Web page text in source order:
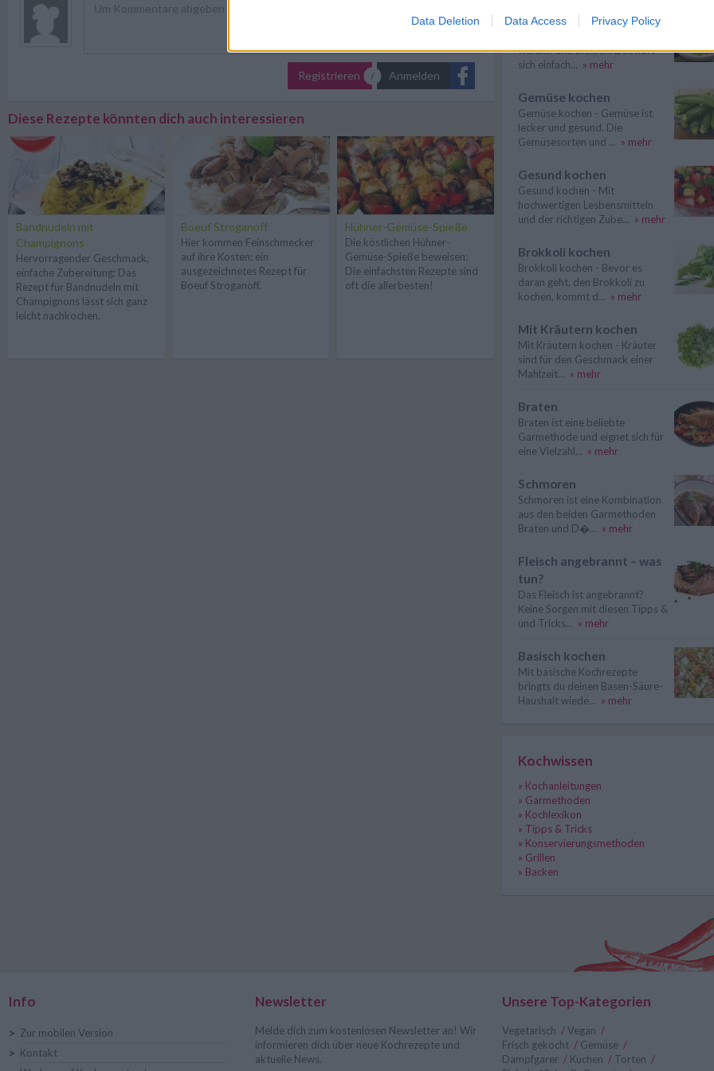
Data Deletion Data Access Privacy Policy
Registrieren Anmelden
Diese Rezepte könnten dich auch interessieren
Bandnudeln mit
Champignons
Hervorragender Geschmack,
einfache Zubereitung: Das
Rezept für Bandnudeln mit
Champignons lässt sich ganz
leicht nachkochen.
Boeuf Stroganoff
Hier kommen Feinschmecker
auf ihre Kosten: ein
ausgezeichnetes Rezept für
Boeuf Stroganoff.
Hühner-Gemüse-Spieße
Die köstlichen Hühner-
Gemüse-Spieße beweisen:
Die einfachsten Rezepte sind
oft die allerbesten!
Kalorienarm kochen
werden und bleiben: Das hört
sich einfach... » mehr
Gemüse kochen
Gemüse kochen - Gemüse ist
lecker und gesund. Die
Gemüsesorten und ... » mehr
Gesund kochen
Gesund kochen - Mit
hochwertigen Lesbensmitteln
und der richtigen Zube... » mehr
Brokkoli kochen
Brokkoli kochen - Bevor es
daran geht, den Brokkoli zu
kochen, kommt d... » mehr
Mit Kräutern kochen
Mit Kräutern kochen - Kräuter
sind für den Geschmack einer
Mahlzeit... » mehr
Braten
Braten ist eine beliebte
Garmethode und eignet sich für
eine Vielzahl... » mehr
Schmoren
Schmoren ist eine Kombination
aus den beiden Garmethoden
Braten und D�... » mehr
Fleisch angebrannt – was
tun?
Das Fleisch ist angebrannt?
Keine Sorgen mit diesen Tipps &
und Tricks... » mehr
Basisch kochen
Mit basische Kochrezepte
bringts du deinen Basen-Säure-
Haushalt wiede... » mehr
Kochwissen
» Kochanleitungen
» Garmethoden
» Kochlexikon
» Tipps & Tricks
» Konservierungsmethoden
» Grillen
» Backen
Info
> Zur mobilen Version
> Kontakt
Newsletter
Melde dich zum kostenlosen Newsletter an! Wir
informieren dich über neue Kochrezepte und
aktuelle News.
Unsere Top-Kategorien
Vegetarisch /Vegan /
Frisch gekocht / Gemüse /
Dampfgarer / Kuchen / Torten /